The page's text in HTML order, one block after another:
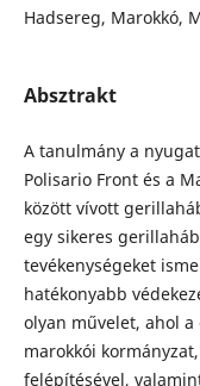
Hadsereg, Marokkó,
Absztrakt
A tanulmány a
Polisario Front és a
között vívott
egy sikeres
tevékenységeket
hatékonyabb
olyan művelet, ahol
marokkói
felépítésével,